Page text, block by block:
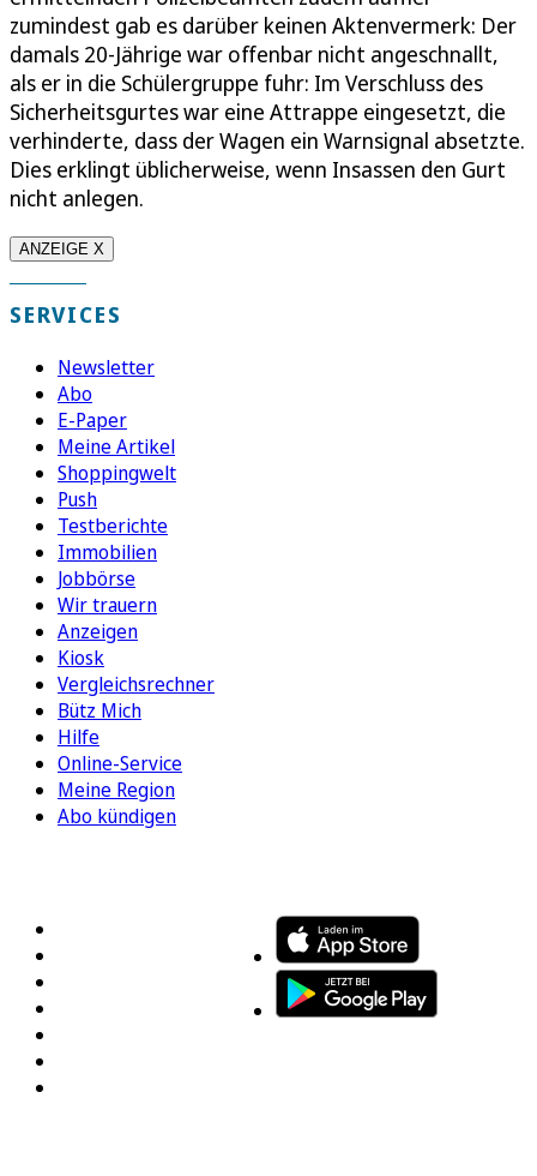
zumindest gab es darüber keinen Aktenvermerk: Der
damals 20-Jährige war offenbar nicht angeschnallt,
als er in die Schülergruppe fuhr: Im Verschluss des
Sicherheitsgurtes war eine Attrappe eingesetzt, die
verhinderte, dass der Wagen ein Warnsignal absetzte.
Dies erklingt üblicherweise, wenn Insassen den Gurt
nicht anlegen.
ANZEIGE X
SERVICES
Newsletter
Abo
E-Paper
Meine Artikel
Shoppingwelt
Push
Testberichte
Immobilien
Jobbörse
Wir trauern
Anzeigen
Kiosk
Vergleichsrechner
Bütz Mich
Hilfe
Online-Service
Meine Region
Abo kündigen